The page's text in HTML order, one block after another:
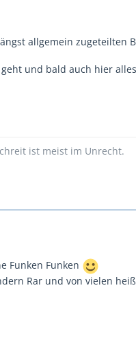
allgemein zugeteilten
und bald auch hier
ist meist im Unrecht.
Funken Funken
Rar und von vielen